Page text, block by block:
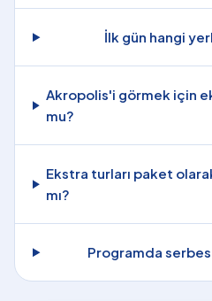
İlk gün hangi
Akropolis'i görmek için
mu?
Ekstra turları paket
mı?
Programda